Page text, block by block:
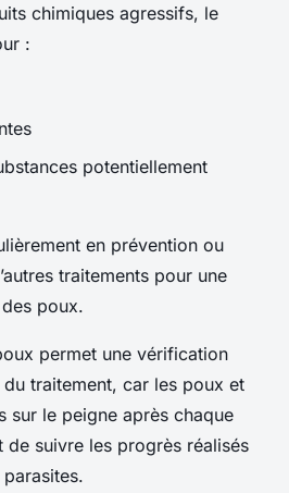
chimiques agressifs, le
:
potentiellement
en prévention ou
traitements pour une
poux.
permet une vérification
traitement, car les poux et
sur le peigne après chaque
de suivre les progrès réalisés
parasites.